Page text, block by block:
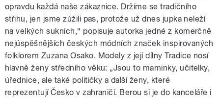
opravdu každá naše zákaznice. Držíme se tradičního
střihu, jen jsme zúžili pas, protože už dnes jupka neleží
na velkých sukních,“ popisuje autorka jedné z komerčně
nejúspěšnějších českých módních značek inspirovaných
folklorem Zuzana Osako. Modely z její dílny Tradice nosí
hlavně ženy středního věku: „Jsou to maminky, učitelky,
úřednice, ale také političky a další ženy, které
reprezentují Česko v zahraničí. Berou si je do kanceláře i